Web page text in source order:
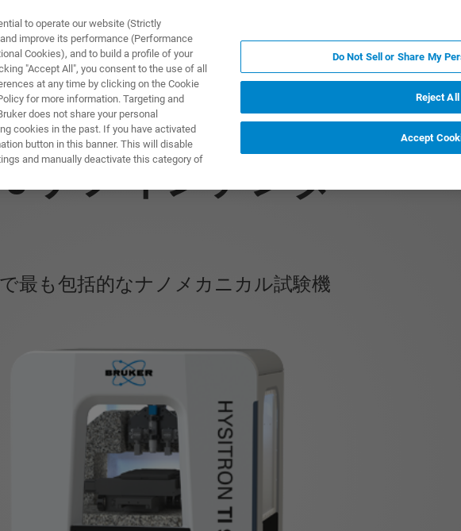
製品とソリューション アプリケーション
ナノインデンター
最も包括的なナノメカニカル試験機
to operate our website (Strictly
improve its performance (Performance
Cookies), and to build a profile of your
"Accept All", you consent to the use of all
at any time by clicking on the Cookie
for more information. Targeting and
does not share your personal
cookies in the past. If you have activated
button in this banner. This will disable
and manually deactivate this category of
Do Not Sell or Share My
Reject All
Accept